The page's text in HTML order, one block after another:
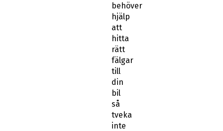
behöver
hjälp
att
hitta
rätt
fälgar
till
din
bil
så
tveka
inte